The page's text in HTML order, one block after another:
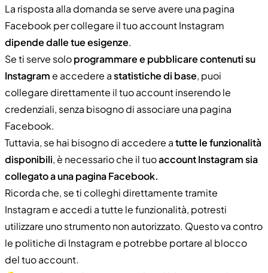
La risposta alla domanda se serve avere una pagina
Facebook per collegare il tuo account Instagram
dipende dalle tue esigenze.
Se ti serve soloprogrammare e pubblicare contenuti su
Instagrame accedere astatistiche di base, puoi
collegare direttamente il tuo account inserendo le
credenziali, senza bisogno di associare una pagina
Facebook.
Tuttavia, se hai bisogno di accedere atutte le funzionalità
disponibili, è necessario che il tuoaccount Instagram sia
collegato a una pagina Facebook.
Ricorda che, se ti colleghi direttamente tramite
Instagram e accedi a tutte le funzionalità, potresti
utilizzare uno strumento non autorizzato. Questo va contro
le politiche di Instagram e potrebbe portare al blocco
del tuo account.